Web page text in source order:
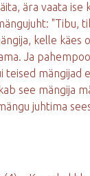
ära vaata ise
"Tibu,
kelle käes
Ja
teised mängijad
see mängija
juhtima